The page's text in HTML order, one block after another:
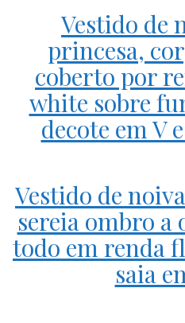
Vestido de
princesa,
coberto por
white sobre
decote em V
Vestido de
sereia ombro a
todo em renda
saia